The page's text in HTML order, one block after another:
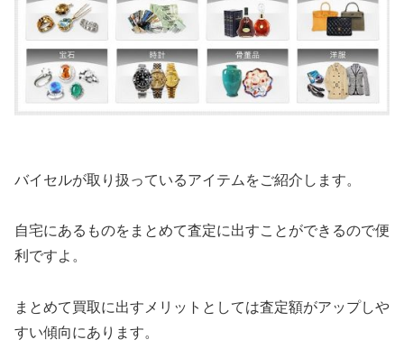
バイセルが取り扱っているアイテムをご紹介します。
自宅にあるものをまとめて査定に出すことができるので便
利ですよ。
まとめて買取に出すメリットとしては査定額がアップしや
すい傾向にあります。